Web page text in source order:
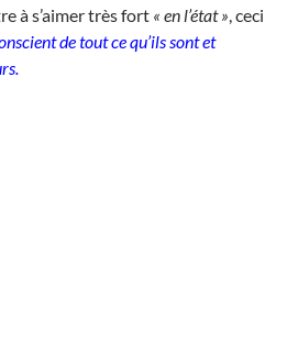
à s’aimer très fort « en l’état » , ceci
de tout ce qu’ils sont et